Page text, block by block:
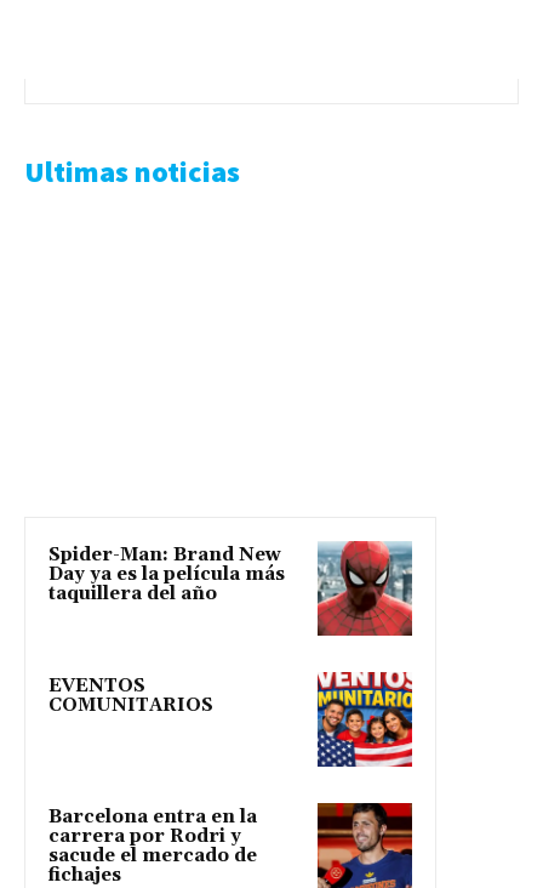
Ultimas noticias
Spider-Man: Brand New
Day ya es la película más
taquillera del año
EVENTOS
COMUNITARIOS
Barcelona entra en la
carrera por Rodri y
sacude el mercado de
fichajes